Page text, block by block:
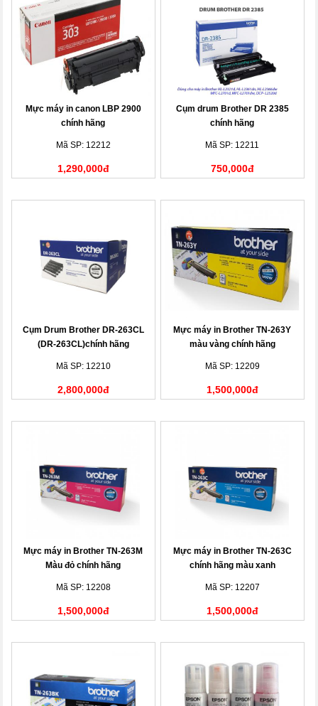
Mực máy in canon LBP 2900
chính hãng
Mã SP: 12212
1,290,000đ
Cụm drum Brother DR 2385
chính hãng
Mã SP: 12211
750,000đ
Cụm Drum Brother DR-263CL
(DR-263CL)chính hãng
Mã SP: 12210
2,800,000đ
Mực máy in Brother TN-263Y
màu vàng chính hãng
Mã SP: 12209
1,500,000đ
Mực máy in Brother TN-263M
Màu đỏ chính hãng
Mã SP: 12208
1,500,000đ
Mực máy in Brother TN-263C
chính hãng màu xanh
Mã SP: 12207
1,500,000đ